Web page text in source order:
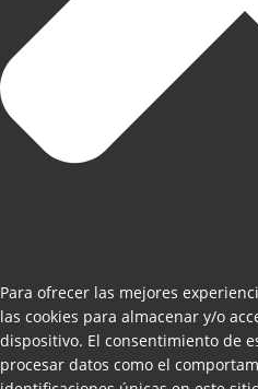
Para ofrecer las mejores
las cookies para almacenar y/o
dispositivo. El consentimiento de
procesar datos como el